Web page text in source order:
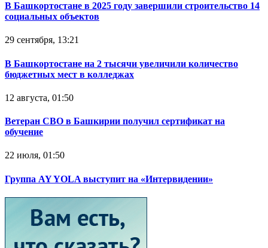
В Башкортостане в 2025 году завершили строительство 14
социальных объектов
29 сентября, 13:21
В Башкортостане на 2 тысячи увеличили количество
бюджетных мест в колледжах
12 августа, 01:50
Ветеран СВО в Башкирии получил сертификат на
обучение
22 июля, 01:50
Группа AY YOLA выступит на «Интервидении»